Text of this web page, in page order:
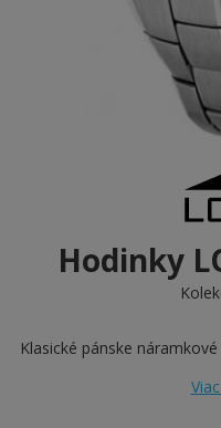
Hodinky
Klasické pánske